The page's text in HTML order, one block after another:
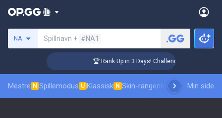
NA Spillnavn + #NA1
🏆 Rank Up in 3 Days! Challenger Coaching
Mestre N Spillemodus U Klassisk N Skin-rangeringRangeringer
Min side